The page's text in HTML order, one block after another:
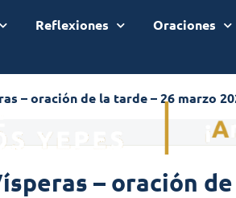
Reflexiones Oraciones
– oración de la tarde – 26 marzo
– oración